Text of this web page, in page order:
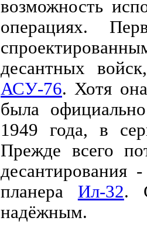
возможность
операциях.
десантных
АСУ-76. Хотя
была
1949 года, в
Прежде всего
десантирования
планера Ил-32.
надёжным.